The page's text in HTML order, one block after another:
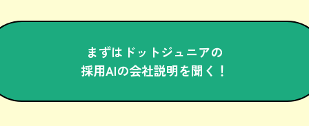
まずはドットジュニアの
採用AIの会社説明を聞く！